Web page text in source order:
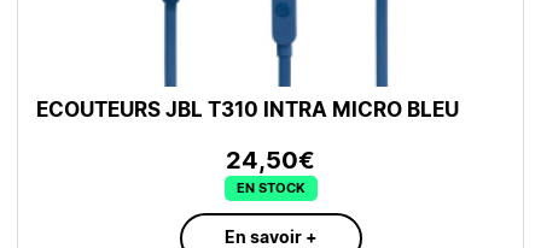
ECOUTEURS JBL T310 INTRA MICRO BLEU
24,50€
EN STOCK
En savoir +